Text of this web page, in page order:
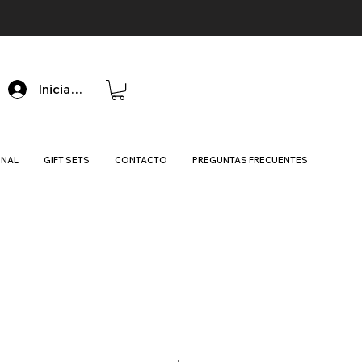
Iniciar sesión
GIFT SETS CONTACTO PREGUNTAS FRECUENTES